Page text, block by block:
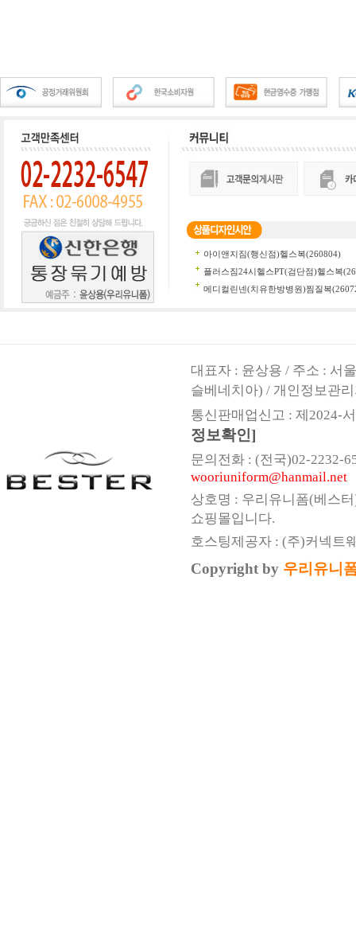
대표자 : 윤상용 / 주소 : 서
슬베네치아) / 개인정보관
통신판매업신고 : 제2024-
정보확인]
문의전화 : (전국)02-2232-
wooriuniform@hanmail.net
상호명 : 우리유니폼(베스
쇼핑몰입니다.
호스팅제공자 : (주)커넥트
Copyright by 우리유니